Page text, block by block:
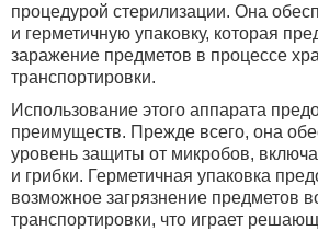
процедурой стерилизации. Она
и герметичную упаковку, которая
заражение предметов в процессе
транспортировки.
Использование этого аппарата
преимуществ. Прежде всего, она
уровень защиты от микробов,
и грибки. Герметичная упаковка
возможное загрязнение предметов
транспортировки, что играет